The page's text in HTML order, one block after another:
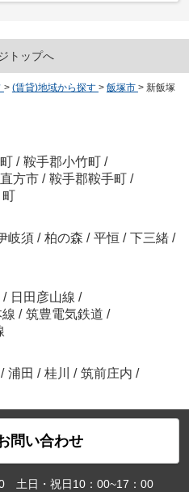
トップへ
> (賃貸)地域から探す > 飯塚市 > 新飯塚
/ 鞍手郡小竹町 /
直方市 / 鞍手郡鞍手町 /
町
岐須 / 柏の森 / 平恒 / 下三緒 /
/ 日田彦山線 /
線 / 筑豊電気鉄道 /
/ 浦田 / 桂川 / 筑前庄内 /
問い合わせ
土日・祝日10：00~17：00